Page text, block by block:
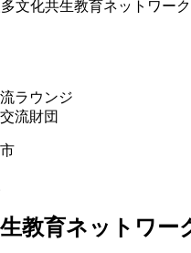
文化共生教育ネットワー
ラウンジ
流財団
教育ネットワー